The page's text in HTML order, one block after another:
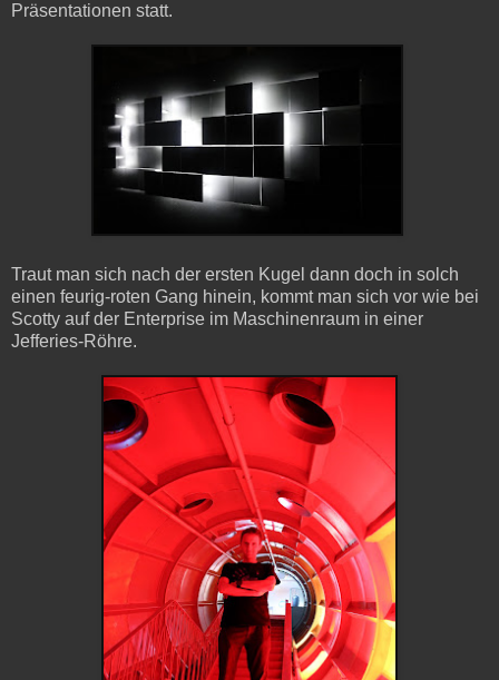
Präsentationen statt.
Traut man sich nach der ersten Kugel dann doch in solch
einen feurig-roten Gang hinein, kommt man sich vor wie bei
Scotty auf der Enterprise im Maschinenraum in einer
Jefferies-Röhre.